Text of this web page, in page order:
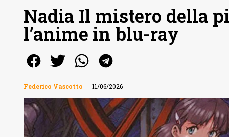
Nadia Il mistero della
l’anime in blu-ray
Federico Vascotto 11/06/2026